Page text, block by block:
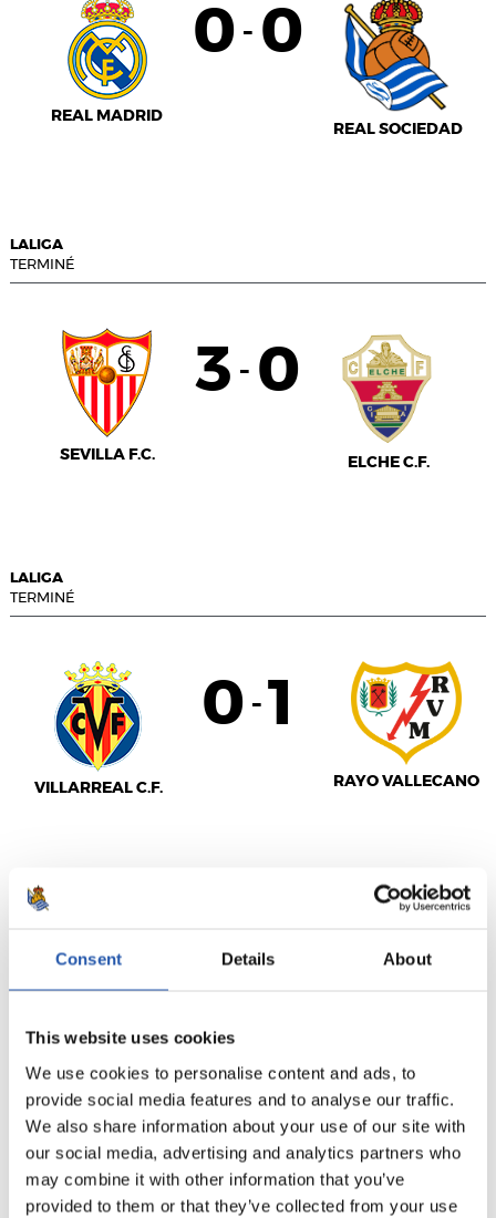
Consent Details About
This website uses cookies
We use cookies to personalise content and ads, to
provide social media features and to analyse our traffic.
We also share information about your use of our site with
our social media, advertising and analytics partners who
may combine it with other information that you’ve
provided to them or that they’ve collected from your use
REAL MADRID
0 - 0
REAL SOCIEDAD
LALIGA
TERMINÉ
SEVILLA F.C.
3 - 0
ELCHE C.F.
LALIGA
TERMINÉ
VILLARREAL C.F.
0 - 1
RAYO VALLECANO
LALIGA
REAL VALLADOLID
1-
VALENCIA C.F.